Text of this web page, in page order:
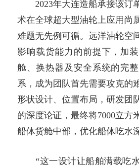
2023年大连造船承接该订
术在全球超大型油轮上应用尚
难题无先例可循。远洋油轮空
影响载货能力的前提下，加
舱、换热器及安全系统的完
系，成为团队首先需要攻克的
形状设计、位置布局，研发团
的深度论证，最终将7000立方
船体货舱中部，优化船体吃水
“这一设计让船舶满载吃水